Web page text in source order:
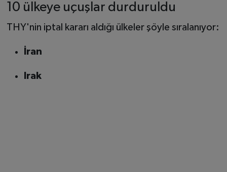
10 ülkeye uçuşlar durduruldu
THY'nin iptal kararı aldığı ülkeler şöyle sıralanıyor:
İran
Irak